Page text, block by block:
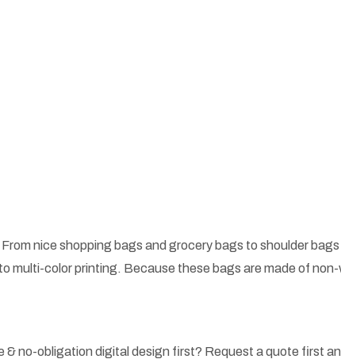
nice shopping bags and grocery bags to shoulder
multi-color printing. Because these bags are made of
no-obligation digital design first? Request a quote first